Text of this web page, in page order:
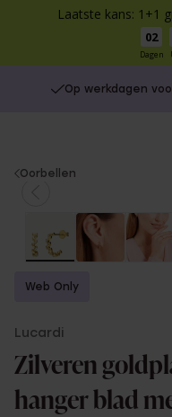
Laatste kans: 1+1
02
Dagen
Op werkdagen
You
Oorbellen
Web Only
Lucardi
Zilveren
hanger blad